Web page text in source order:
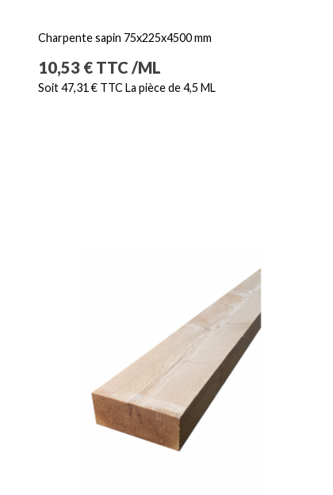
Charpente sapin 75x225x4500 mm
Prix
10,53 € TTC /ML
Soit 47,31 € TTC La pièce de 4,5 ML